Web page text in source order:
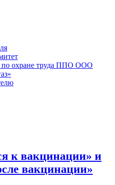
по охране труда ППО ООО
к вакцинации» и
вакцинации»